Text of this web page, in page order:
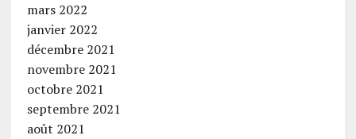
mars 2022
janvier 2022
décembre 2021
novembre 2021
octobre 2021
septembre 2021
août 2021